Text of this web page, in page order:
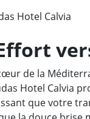
Hotel Calvia
de la
Hotel Calvia
que votre